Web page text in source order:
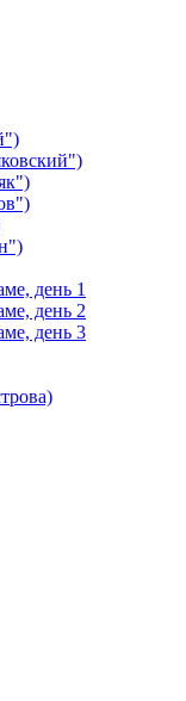
день 1
день 2
день 3